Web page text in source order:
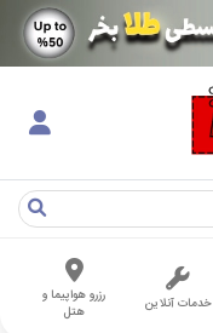
خدمات آنلاین
رزرو هواپیما و
هتل